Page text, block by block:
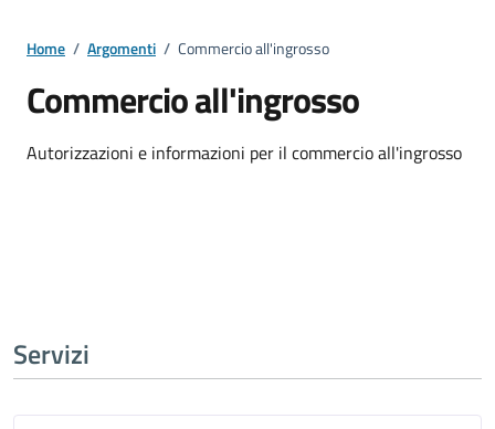
Home / Argomenti / Commercio all'ingrosso
Commercio all'ingrosso
Dettagli della notizia
Autorizzazioni e informazioni per il commercio all'ingrosso
Servizi